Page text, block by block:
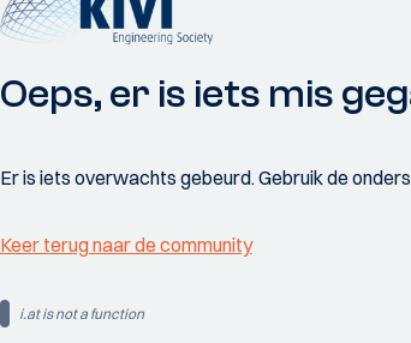
Oeps, er is iets mis
Er is iets overwachts gebeurd. Gebruik de
Keer terug naar de community
i.at is not a function